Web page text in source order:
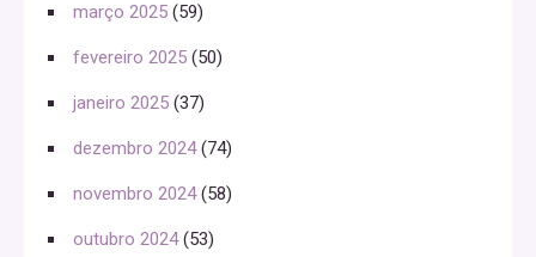
março 2025 (59)
fevereiro 2025 (50)
janeiro 2025 (37)
dezembro 2024(74)
novembro 2024(58)
outubro 2024(53)